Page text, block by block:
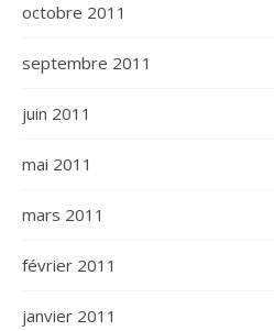
octobre 2011
septembre 2011
juin 2011
mai 2011
mars 2011
février 2011
janvier 2011